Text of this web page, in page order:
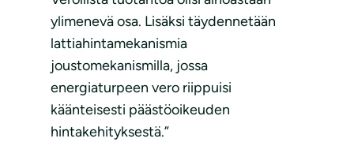
ylimenevä osa. Lisäksi täydennetään
lattiahintamekanismia
joustomekanismilla, jossa
energiaturpeen vero riippuisi
käänteisesti päästöoikeuden
hintakehityksestä.”